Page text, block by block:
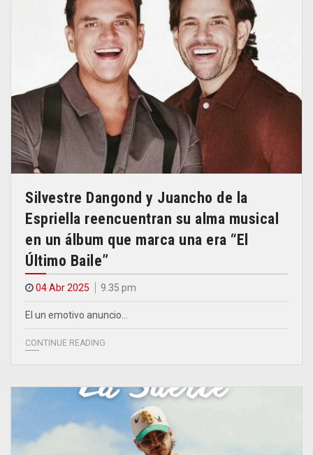
Silvestre Dangond y Juancho de la
Espriella reencuentran su alma musical
en un álbum que marca una era “El
Último Baile”
04 Abr 2025 9.35 pm
El un emotivo anuncio…
CONTINUE READING